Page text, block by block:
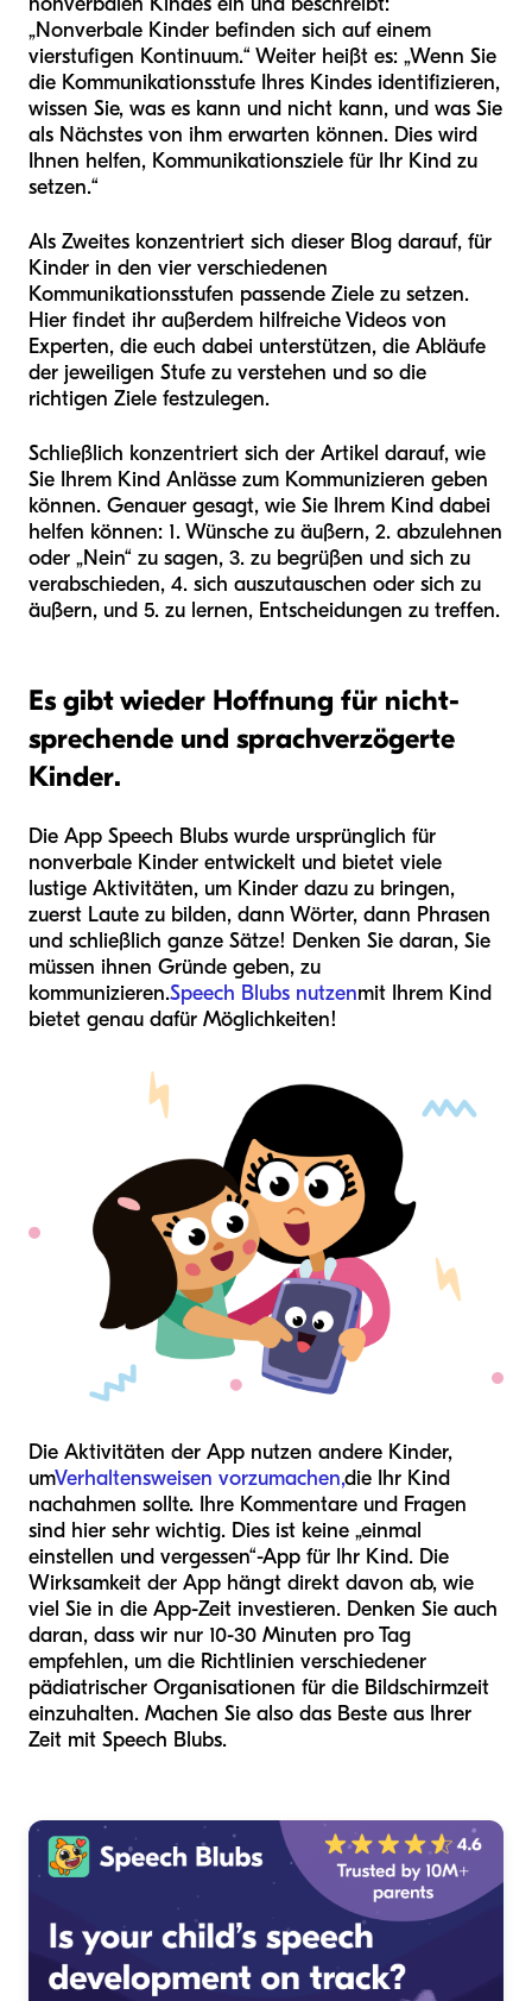
„Nonverbale Kinder befinden sich auf einem
vierstufigen Kontinuum.“ Weiter heißt es: „Wenn Sie
die Kommunikationsstufe Ihres Kindes identifizieren,
wissen Sie, was es kann und nicht kann, und was Sie
als Nächstes von ihm erwarten können. Dies wird
Ihnen helfen, Kommunikationsziele für Ihr Kind zu
setzen.“
Als Zweites konzentriert sich dieser Blog darauf, für
Kinder in den vier verschiedenen
Kommunikationsstufen passende Ziele zu setzen.
Hier findet ihr außerdem hilfreiche Videos von
Experten, die euch dabei unterstützen, die Abläufe
der jeweiligen Stufe zu verstehen und so die
richtigen Ziele festzulegen.
Schließlich konzentriert sich der Artikel darauf, wie
Sie Ihrem Kind Anlässe zum Kommunizieren geben
können. Genauer gesagt, wie Sie Ihrem Kind dabei
helfen können: 1. Wünsche zu äußern, 2. abzulehnen
oder „Nein“ zu sagen, 3. zu begrüßen und sich zu
verabschieden, 4. sich auszutauschen oder sich zu
äußern, und 5. zu lernen, Entscheidungen zu treffen.
Es gibt wieder Hoffnung für nicht-
sprechende und sprachverzögerte
Kinder.
Die App Speech Blubs wurde ursprünglich für
nonverbale Kinder entwickelt und bietet viele
lustige Aktivitäten, um Kinder dazu zu bringen,
zuerst Laute zu bilden, dann Wörter, dann Phrasen
und schließlich ganze Sätze! Denken Sie daran, Sie
müssen ihnen Gründe geben, zu
kommunizieren.Speech Blubs nutzenmit Ihrem Kind
bietet genau dafür Möglichkeiten!
Die Aktivitäten der App nutzen andere Kinder,
umVerhaltensweisen vorzumachen,die Ihr Kind
nachahmen sollte. Ihre Kommentare und Fragen
sind hier sehr wichtig. Dies ist keine „einmal
einstellen und vergessen“-App für Ihr Kind. Die
Wirksamkeit der App hängt direkt davon ab, wie
viel Sie in die App-Zeit investieren. Denken Sie auch
daran, dass wir nur 10-30 Minuten pro Tag
empfehlen, um die Richtlinien verschiedener
pädiatrischer Organisationen für die Bildschirmzeit
einzuhalten. Machen Sie also das Beste aus Ihrer
Zeit mit Speech Blubs.